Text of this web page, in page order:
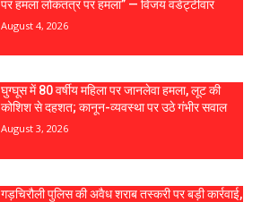
पर हमला लोकतंत्र पर हमला” — विजय वडेट्टीवार
August 4, 2026
घुग्घूस में 80 वर्षीय महिला पर जानलेवा हमला, लूट की
कोशिश से दहशत; कानून-व्यवस्था पर उठे गंभीर सवाल
August 3, 2026
गड़चिरौली पुलिस की अवैध शराब तस्करी पर बड़ी कार्रवाई,